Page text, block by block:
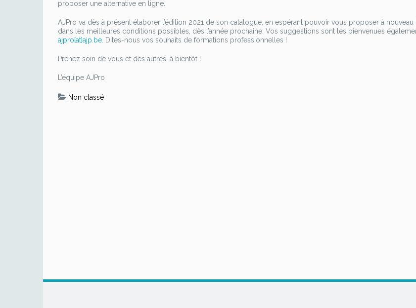
proposer une alternative en ligne.
AJPro va dès à présent élaborer l’édition 2021 de son catalogue, en espérant pouvoir vous proposer à
dans les meilleures conditions possibles, dès l’année prochaine. Vos suggestions sont les bienvenues
ajpro[at]ajp.be . Dites-nous vos souhaits de formations professionnelles !
Prenez soin de vous et des autres, à bientôt !
L’équipe AJPro
Non classé